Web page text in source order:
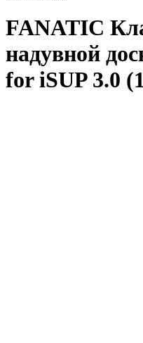
FANATIC
надувной
for iSUP 3.0